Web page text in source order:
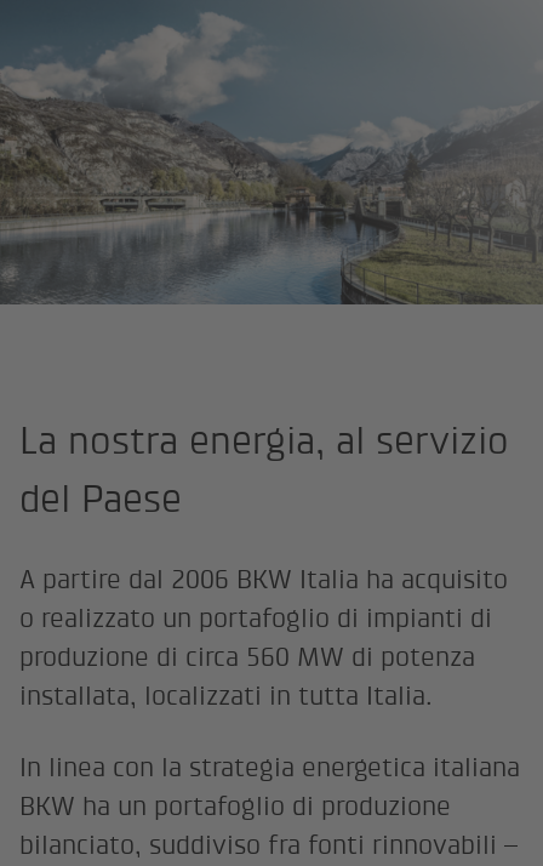
La nostra energia, al servizio
del Paese
A partire dal 2006 BKW Italia ha acquisito
o realizzato un portafoglio di impianti di
produzione di circa 560 MW di potenza
installata, localizzati in tutta Italia.
In linea con la strategia energetica italiana
BKW ha un portafoglio di produzione
bilanciato, suddiviso fra fonti rinnovabili –